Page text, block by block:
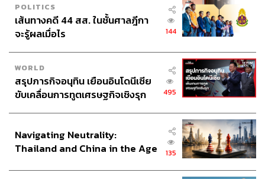
POLITICS
เส้นทางคดี 44 สส. ในชั้นศาลฎีกา
จะรู้ผลเมื่อไร
144
WORLD
สรุปภารกิจอนุทิน เยือนอินโดนีเซีย
ขับเคลื่อนการทูตเศรษฐกิจเชิงรุก
495
Navigating Neutrality:
Thailand and China in the Age
135